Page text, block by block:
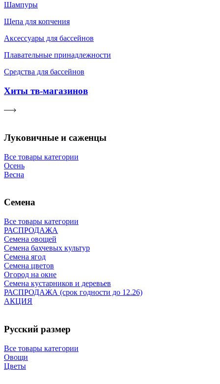
Шампуры
Щепа для копчения
Аксессуары для бассейнов
Плавательные принадлежности
Средства для бассейнов
Хиты тв-магазинов
Луковичные и саженцы
Все товары категории
Осень
Весна
Семена
Все товары категории
РАСПРОДАЖА
Семена овощей
Семена бахчевых культур
Семена ягод
Семена цветов
Огород на окне
Семена кустарников и деревьев
РАСПРОДАЖА (срок годности до 12.26)
АКЦИЯ
Русский размер
Все товары категории
Овощи
Цветы